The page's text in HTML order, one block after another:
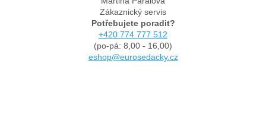
Zákaznický servis
Potřebujete poradit?
+420 774 777 512
(po-pá: 8,00 - 16,00)
eshop@eurosedacky.cz